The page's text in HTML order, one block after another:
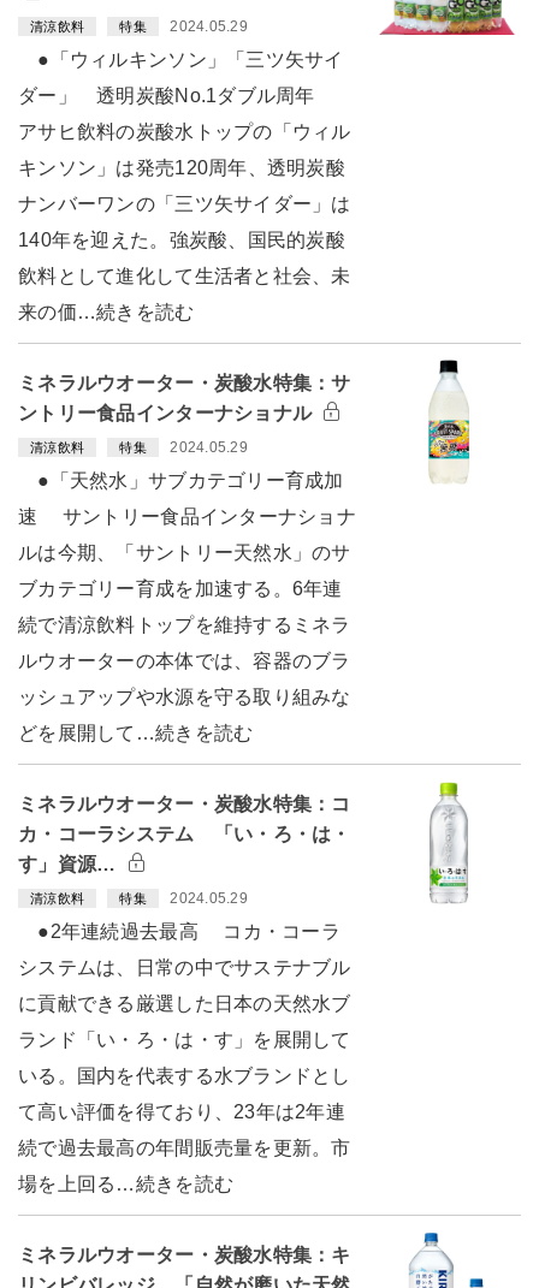
清涼飲料 特集 2024.05.29
●「ウィルキンソン」「三ツ矢サイ
ダー」 透明炭酸No.1ダブル周年
アサヒ飲料の炭酸水トップの「ウィル
キンソン」は発売120周年、透明炭酸
ナンバーワンの「三ツ矢サイダー」は
140年を迎えた。強炭酸、国民的炭酸
飲料として進化して生活者と社会、未
来の価…続きを読む
ミネラルウオーター・炭酸水特集：サ
ントリー食品インターナショナル
清涼飲料 特集 2024.05.29
●「天然水」サブカテゴリー育成加
速 サントリー食品インターナショナ
ルは今期、「サントリー天然水」のサ
ブカテゴリー育成を加速する。6年連
続で清涼飲料トップを維持するミネラ
ルウオーターの本体では、容器のブラ
ッシュアップや水源を守る取り組みな
どを展開して…続きを読む
ミネラルウオーター・炭酸水特集：コ
カ・コーラシステム 「い・ろ・は・
す」資源…
清涼飲料 特集 2024.05.29
●2年連続過去最高 コカ・コーラ
システムは、日常の中でサステナブル
に貢献できる厳選した日本の天然水ブ
ランド「い・ろ・は・す」を展開して
いる。国内を代表する水ブランドとし
て高い評価を得ており、23年は2年連
続で過去最高の年間販売量を更新。市
場を上回る…続きを読む
ミネラルウオーター・炭酸水特集：キ